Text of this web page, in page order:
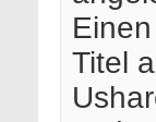
Titel